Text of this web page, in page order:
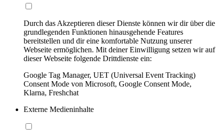
Durch das Akzeptieren dieser Dienste können wir dir über die
grundlegenden Funktionen hinausgehende Features
bereitstellen und dir eine komfortable Nutzung unserer
Webseite ermöglichen. Mit deiner Einwilligung setzen wir auf
dieser Webseite folgende Drittdienste ein:
Google Tag Manager, UET (Universal Event Tracking)
Consent Mode von Microsoft, Google Consent Mode,
Klarna, Freshchat
Externe Medieninhalte